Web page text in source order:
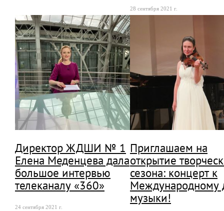
28 сентября 2021 г.
Директор ЖДШИ № 1
Елена Меденцева дала
большое интервью
телеканалу «360»
24 сентября 2021 г.
Приглашаем на
открытие
сезона: концерт к
Международному
музыки!